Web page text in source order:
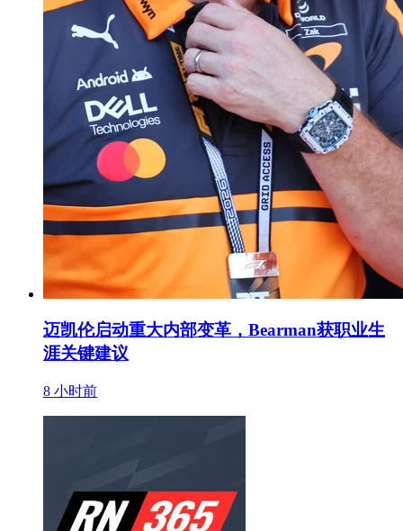
迈凯伦启动重大内部变革，Bearman获职业生
涯关键建议
8 小时前